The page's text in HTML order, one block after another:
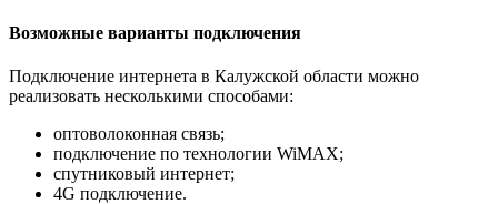
Возможные варианты подключения
Подключение интернета в Калужской области можно
реализовать несколькими способами:
оптоволоконная связь;
подключение по технологии WiMAX;
спутниковый интернет;
4G подключение.